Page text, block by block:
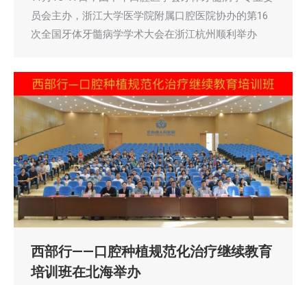
员会主办，浙江大学医学院附属口腔医院协办的第16
次全国牙体牙髓病学学术大会在浙江杭州顺利举办
西部行——口腔种植规范化治疗继续教育
培训班在北海举办